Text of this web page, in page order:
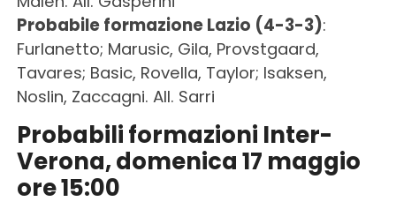
Probabile formazione Lazio (4-3-3):
Furlanetto; Marusic, Gila, Provstgaard,
Tavares; Basic, Rovella, Taylor; Isaksen,
Noslin, Zaccagni. All. Sarri
Probabili formazioni Inter-
Verona, domenica 17 maggio
ore 15:00